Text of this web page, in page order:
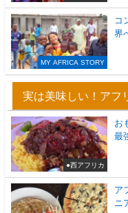
MY AFRICA STORY
コ
界
実は美味しい！アフ
●西アフリカ
お
最
ア
ニ